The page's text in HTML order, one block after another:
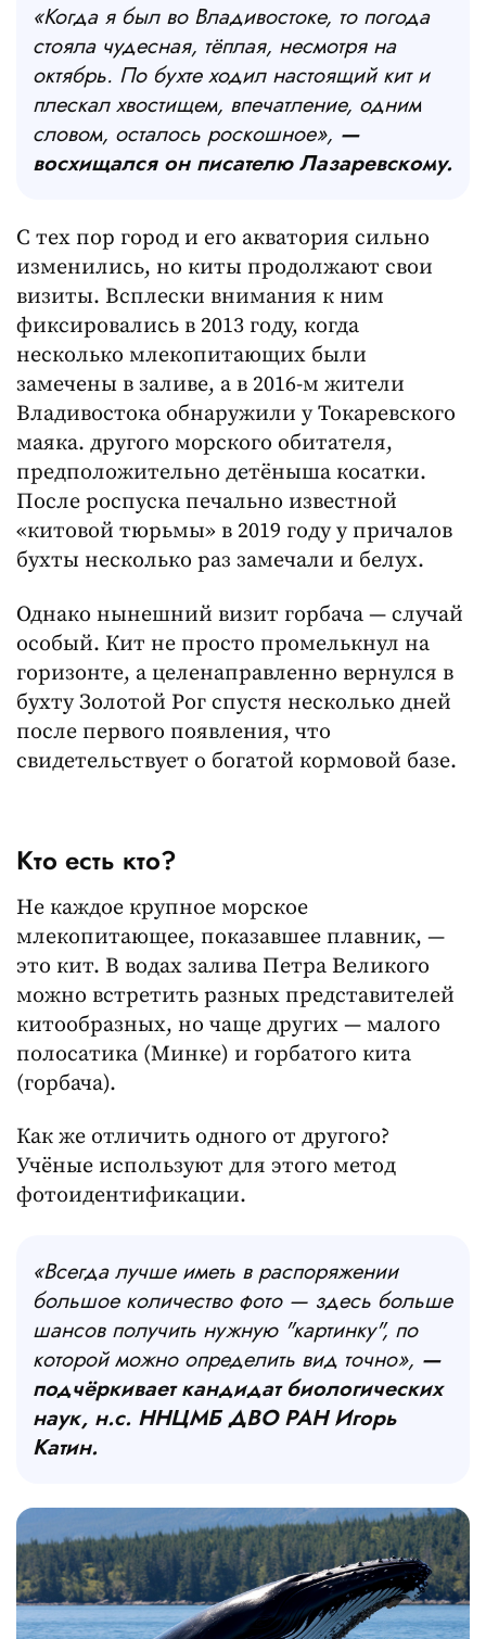
«Когда я был во Владивостоке, то погода
стояла чудесная, тёплая, несмотря на
октябрь. По бухте ходил настоящий кит и
плескал хвостищем, впечатление, одним
словом, осталось роскошное», —
восхищался он писателю Лазаревскому.
С тех пор город и его акватория сильно
изменились, но киты продолжают свои
визиты. Всплески внимания к ним
фиксировались в 2013 году, когда
несколько млекопитающих были
замечены в заливе, а в 2016-м жители
Владивостока обнаружили у Токаревского
маяка. другого морского обитателя,
предположительно детёныша косатки.
После роспуска печально известной
«китовой тюрьмы» в 2019 году у причалов
бухты несколько раз замечали и белух.
Однако нынешний визит горбача — случай
особый. Кит не просто промелькнул на
горизонте, а целенаправленно вернулся в
бухту Золотой Рог спустя несколько дней
после первого появления, что
свидетельствует о богатой кормовой базе.
Кто есть кто?
Не каждое крупное морское
млекопитающее, показавшее плавник, —
это кит. В водах залива Петра Великого
можно встретить разных представителей
китообразных, но чаще других — малого
полосатика (Минке) и горбатого кита
(горбача).
Как же отличить одного от другого?
Учёные используют для этого метод
фотоидентификации.
«Всегда лучше иметь в распоряжении
большое количество фото — здесь больше
шансов получить нужную "картинку", по
которой можно определить вид точно», —
подчёркивает кандидат биологических
наук, н.с. ННЦМБ ДВО РАН Игорь
Катин.